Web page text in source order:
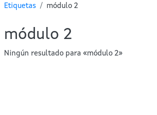
Etiquetas módulo 2
módulo 2
Ningún resultado para «módulo 2»